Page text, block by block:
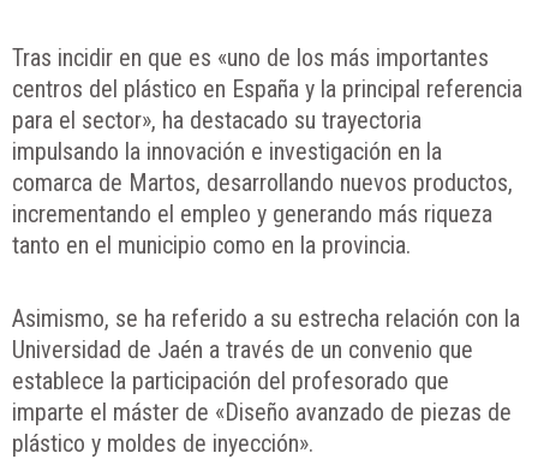
Tras incidir en que es «uno de los más importantes
centros del plástico en España y la principal referencia
para el sector», ha destacado su trayectoria
impulsando la innovación e investigación en la
comarca de Martos, desarrollando nuevos productos,
incrementando el empleo y generando más riqueza
tanto en el municipio como en la provincia.
Asimismo, se ha referido a su estrecha relación con la
Universidad de Jaén a través de un convenio que
establece la participación del profesorado que
imparte el máster de «Diseño avanzado de piezas de
plástico y moldes de inyección».